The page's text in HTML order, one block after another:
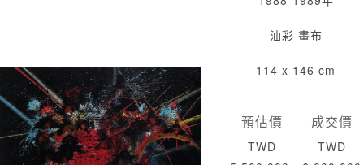
油彩 畫布
114 x 146 cm
預估價
TWD
成交價
TWD